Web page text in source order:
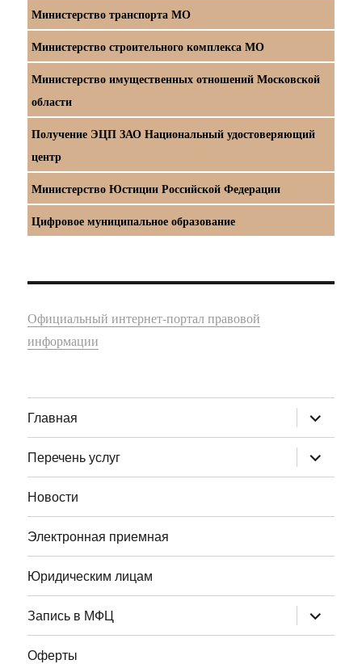
Министерство транспорта МО
Министерство строительного комплекса МО
Министерство имущественных отношений Московской
области
Получение ЭЦП ЗАО Национальный удостоверяющий
центр
Министерство Юстиции Российской Федерации
Цифровое муниципальное образование
Официальный интернет-портал правовой
информации
Главная раскрыть
дочернее
меню
Перечень услуг
раскрыть
дочернее
меню
Новости
Электронная приемная
Юридическим лицам
Запись в МФЦ раскрыть
дочернее
меню
Оферты